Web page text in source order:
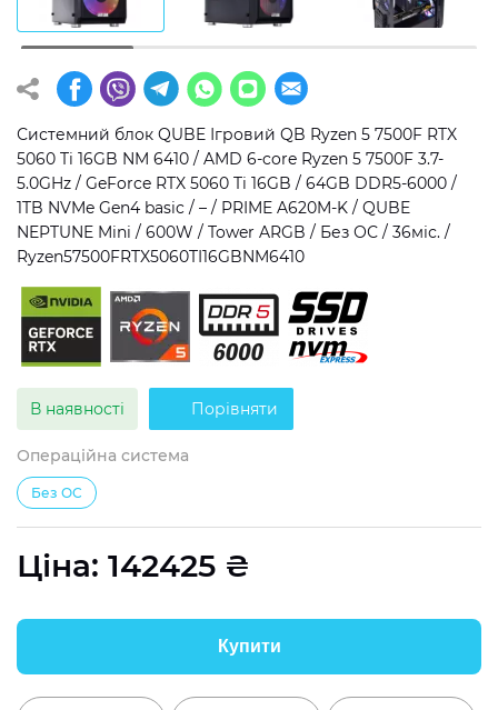
Операційна система
Windows 11 Home
Windows 11 Pro
Без ОС
Тип накопичувача
SSD
HDD
SSD + HDD
Додатково
RGB-підсвічування
Розблокований множник CPU
Надшвидкий M.2 SSD NVME
Системний блок QUBE Ігровий QB Ryzen 5 7500F RTX
5060 Ti 16GB NM 6410 / AMD 6-core Ryzen 5 7500F 3.7-
5.0GHz / GeForce RTX 5060 Ti 16GB / 64GB DDR5-6000 /
1TB NVMe Gen4 basic / – / PRIME A620M-K / QUBE
NEPTUNE Mini / 600W / Tower ARGB / Без ОС / 36міс. /
Ryzen57500FRTX5060TI16GBNM6410
В наявності Порівняти
Операційна система
Без ОС
Ціна: 142425 ₴
Купити